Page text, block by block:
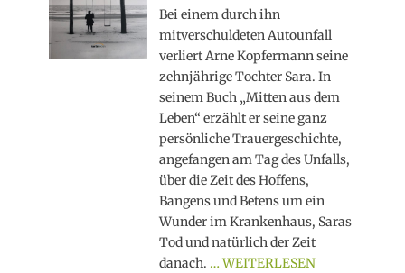
Bei einem durch ihn
mitverschuldeten Autounfall
verliert Arne Kopfermann seine
zehnjährige Tochter Sara. In
seinem Buch „Mitten aus dem
Leben“ erzählt er seine ganz
persönliche Trauergeschichte,
angefangen am Tag des Unfalls,
über die Zeit des Hoffens,
Bangens und Betens um ein
Wunder im Krankenhaus, Saras
Tod und natürlich der Zeit
danach. … WEITERLESEN